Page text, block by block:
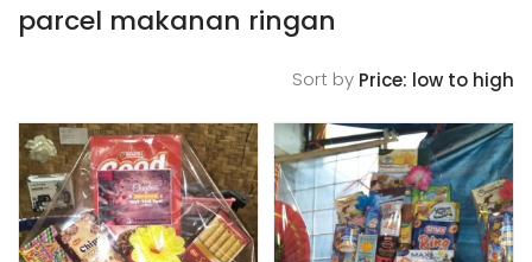
parcel makanan ringan
Sort by